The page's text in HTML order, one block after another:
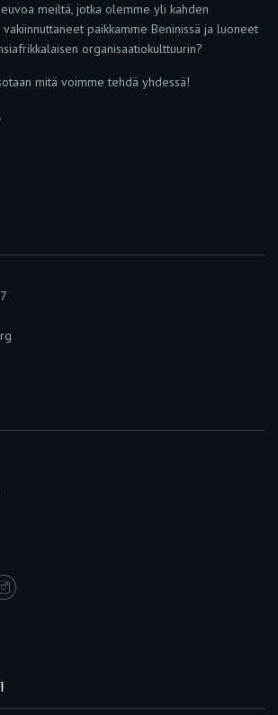
meiltä, jotka olemme yli kahden
paikkamme Beninissä ja luoneet
organisaatiokulttuurin?
mitä voimme tehdä yhdessä!
.